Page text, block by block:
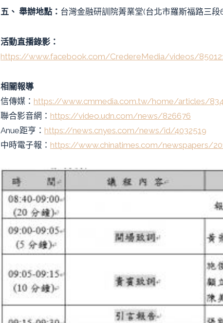
五、 舉辦地點： 台灣金融研訓院菁業堂(台北市羅斯福路三段
活動直播錄影：
https://www.facebook.com/CredereMedia/videos/
相關報導
信傳媒： https://www.cmmedia.com.tw/home/articles/
聯合影音網： https://video.udn.com/news/826676
Anue距亨： https://news.cnyes.com/news/id/4032519
中時電子報： https://www.chinatimes.com/newspapers/